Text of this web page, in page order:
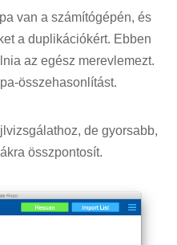
van a számítógépén, és
a duplikációkért. Ebben
az egész merevlemezt.
összehasonlítást.
de gyorsabb,
összpontosít.